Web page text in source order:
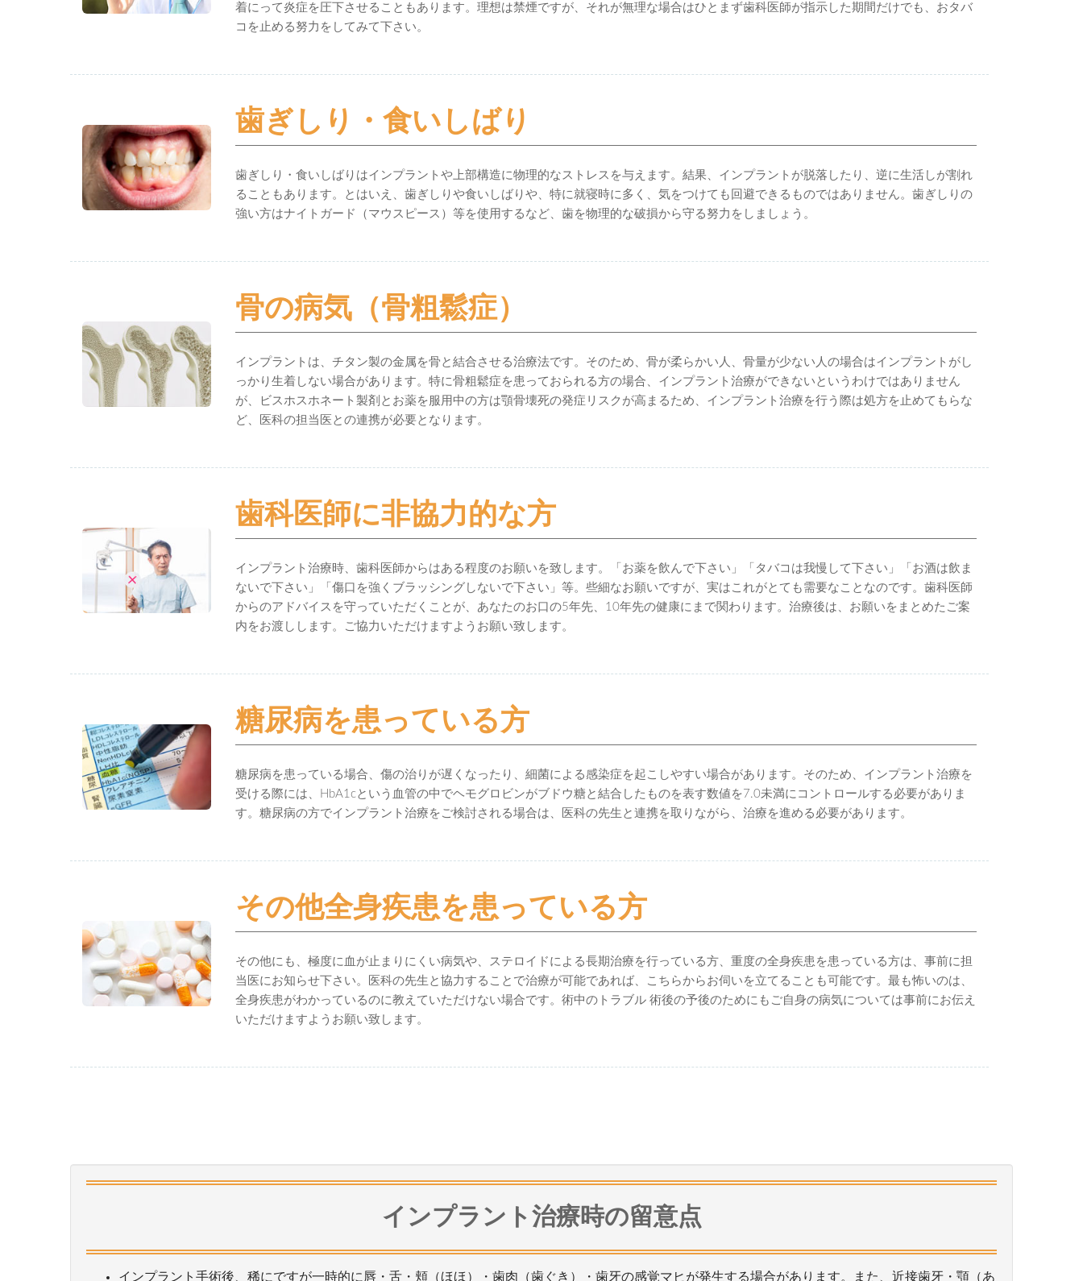
着にって炎症を圧下させることもあります。理想は禁煙ですが、それが無理な場合はひとまず歯科医師が指示した期間だけでも、おタバ
コを止める努力をしてみて下さい。
歯ぎしり・食いしばり
歯ぎしり・食いしばりはインプラントや上部構造に物理的なストレスを与えます。結果、インプラントが脱落したり、逆に生活しが割れ
ることもあります。とはいえ、歯ぎしりや食いしばりや、特に就寝時に多く、気をつけても回避できるものではありません。歯ぎしりの
強い方はナイトガード（マウスピース）等を使用するなど、歯を物理的な破損から守る努力をしましょう。
骨の病気（骨粗鬆症）
インプラントは、チタン製の金属を骨と結合させる治療法です。そのため、骨が柔らかい人、骨量が少ない人の場合はインプラントがし
っかり生着しない場合があります。特に骨粗鬆症を患っておられる方の場合、インプラント治療ができないというわけではありません
が、ビスホスホネート製剤とお薬を服用中の方は顎骨壊死の発症リスクが高まるため、インプラント治療を行う際は処方を止めてもらな
ど、医科の担当医との連携が必要となります。
歯科医師に非協力的な方
インプラント治療時、歯科医師からはある程度のお願いを致します。「お薬を飲んで下さい」「タバコは我慢して下さい」「お酒は飲ま
ないで下さい」「傷口を強くブラッシングしないで下さい」等。些細なお願いですが、実はこれがとても需要なことなのです。歯科医師
からのアドバイスを守っていただくことが、あなたのお口の5年先、10年先の健康にまで関わります。治療後は、お願いをまとめたご案
内をお渡しします。ご協力いただけますようお願い致します。
糖尿病を患っている方
糖尿病を患っている場合、傷の治りが遅くなったり、細菌による感染症を起こしやすい場合があります。そのため、インプラント治療を
受ける際には、HbA1cという血管の中でヘモグロビンがブドウ糖と結合したものを表す数値を7.0未満にコントロールする必要がありま
す。糖尿病の方でインプラント治療をご検討される場合は、医科の先生と連携を取りながら、治療を進める必要があります。
その他全身疾患を患っている方
その他にも、極度に血が止まりにくい病気や、ステロイドによる長期治療を行っている方、重度の全身疾患を患っている方は、事前に担
当医にお知らせ下さい。医科の先生と協力することで治療が可能であれば、こちらからお伺いを立てることも可能です。最も怖いのは、
全身疾患がわかっているのに教えていただけない場合です。術中のトラブル 術後の予後のためにもご自身の病気については事前にお伝え
いただけますようお願い致します。
インプラント治療時の留意点
インプラント手術後、稀にですが一時的に唇・舌・頬（ほほ）・歯肉（歯ぐき）・歯牙の感覚マヒが発生する場合があります。また、近接歯牙・顎（あ